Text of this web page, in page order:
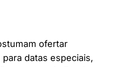
ofertar
datas especiais,